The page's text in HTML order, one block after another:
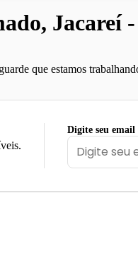
Jacareí -
que estamos
Digite seu email